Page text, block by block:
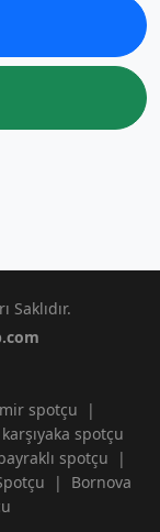
spotçu
|
karşıyaka spotçu
spotçu
|
|
Bornova